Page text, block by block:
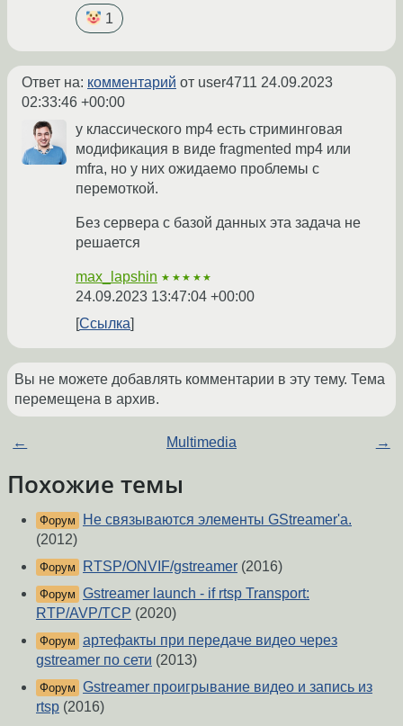
1
Ответ на: комментарий от user4711 24.09.2023
02:33:46 +00:00
у классического mp4 есть стриминговая
модификация в виде fragmented mp4 или
mfra, но у них ожидаемо проблемы с
перемоткой.
Без сервера с базой данных эта задача не
решается
max_lapshin ★★★★★
24.09.2023 13:47:04 +00:00
Ссылка
Вы не можете добавлять комментарии в эту тему. Тема
перемещена в архив.
← Multimedia →
Похожие темы
Форум
Не связываются элементы GStreamer'а.
(2012)
Форум RTSP/ONVIF/gstreamer (2016)
Форум Gstreamer launch - if rtsp Transport:
RTP/AVP/TCP (2020)
Форум артефакты при передаче видео через
gstreamer по сети (2013)
Форум Gstreamer проигрывание видео и запись из
rtsp (2016)